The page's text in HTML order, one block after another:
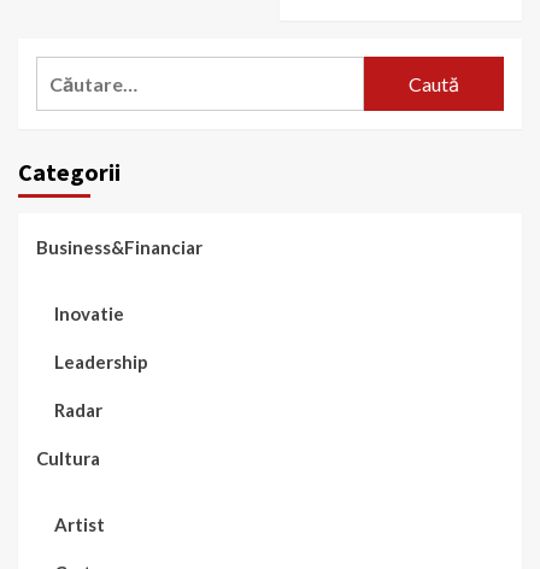
Categorii
Business&Financiar
Inovatie
Leadership
Radar
Cultura
Artist